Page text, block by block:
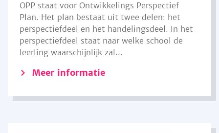
OPP staat voor Ontwikkelings Perspectief
Plan. Het plan bestaat uit twee delen: het
perspectiefdeel en het handelingsdeel. In het
perspectiefdeel staat naar welke school de
leerling waarschijnlijk zal...
Meer informatie